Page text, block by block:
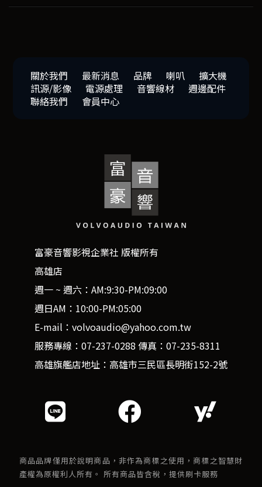
關於我們 最新消息 品牌 喇叭
擴大機
訊源/影像
電源處理 音響線材
週邊配件
聯絡我們
會員中心
富豪音響影視企業社 版權所有
高雄店
週一 ~ 週六：AM:9:30-PM:09:00
週日AM：10:00-PM:05:00
E-mail：volvoaudio@yahoo.com.tw
服務專線：07-237-0288 傳真：07-235-8311
高雄旗艦店地址：高雄市三民區長明街152-2號
商品品牌僅用於說明商品，非作為商標之使用，商標之智慧財
產權為原權利人所有。 所有商品皆含稅，提供刷卡服務